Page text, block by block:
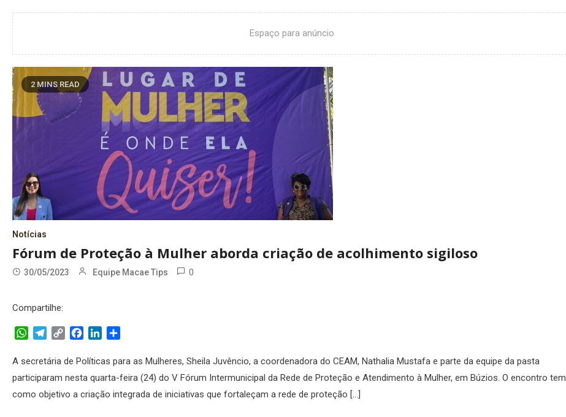
Espaço para anúncio
2 MINS READ
Notícias
Fórum de Proteção à Mulher aborda criação de acolhimento sigiloso
30/05/2023 Equipe Macae Tips 0
Compartilhe:
WhatsApp
Telegram
Copy
FacebookLinkedIn
A secretária de Políticas para as Mulheres, Sheila Juvêncio, a coordenadora do CEAM, Nathalia Mustafa e parte da equipe da pasta
participaram nesta quarta-feira (24) do V Fórum Intermunicipal da Rede de Proteção e Atendimento à Mulher, em Búzios. O encontro tem
como objetivo a criação integrada de iniciativas que fortaleçam a rede de proteção […]